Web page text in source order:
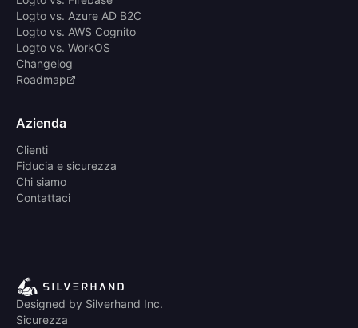
Logto vs. Azure AD B2C
Logto vs. AWS Cognito
Logto vs. WorkOS
Changelog
Roadmap
Azienda
Clienti
Fiducia e sicurezza
Chi siamo
Contattaci
Designed by Silverhand Inc.
Sicurezza